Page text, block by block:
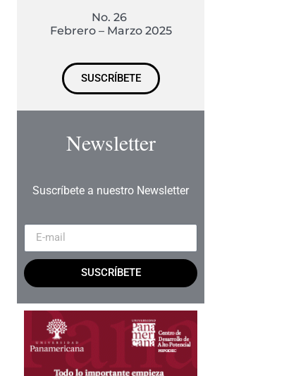
No. 26
Febrero – Marzo 2025
SUSCRÍBETE
Newsletter
Suscríbete a nuestro Newsletter
SUSCRÍBETE